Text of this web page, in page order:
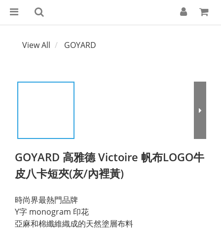
View All GOYARD
GOYARD 高雅德 Victoire 帆布LOGO牛
皮八卡短夾(灰/內裡黃)
時尚界最熱門品牌
Y字 monogram 印花
亞麻和棉纖維織成的天然塗層布料